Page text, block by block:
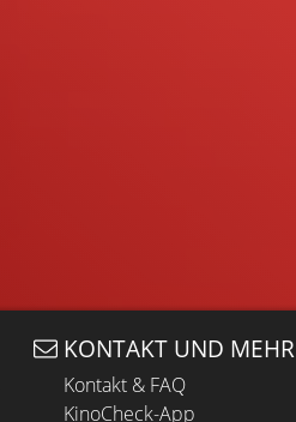
KONTAKT UND MEHR
Kontakt & FAQ
KinoCheck-App